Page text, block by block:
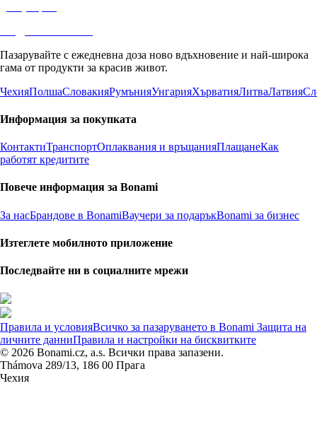
Пазарувайте с ежедневна доза ново вдъхновение и най-широка
гама от продукти за красив живот.
ЧехияПолшаСловакияРумънияУнгарияХърватияЛитваЛатвия
Информация за покупката
КонтактиТранспортОплаквания и връщанияПлащанеКак
работят кредитите
Повече информация за Bonami
За насБрандове в BonamiВаучери за подаръкBonami за бизнес
Изтеглете мобилното приложение
Последвайте ни в социалните мрежи
Правила и условияВсичко за пазаруването в Bonami Защита на
личните данниПравила и настройки на бисквитките
© 2026 Bonami.cz, a.s. Всички права запазени.
Thámova 289/13, 186 00 Прага
Чехия